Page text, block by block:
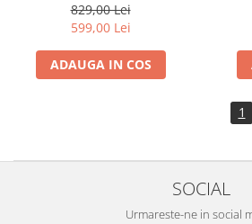
829,00 Lei
599,00 Lei
ADAUGA IN COS
1
SOCIAL
Urmareste-ne in social